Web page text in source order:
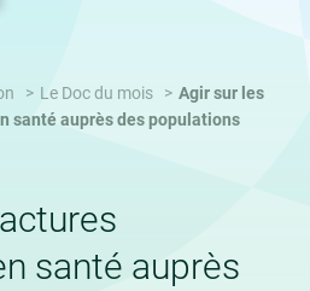
Le Doc du mois
Agir sur les
santé auprès des populations
santé auprès